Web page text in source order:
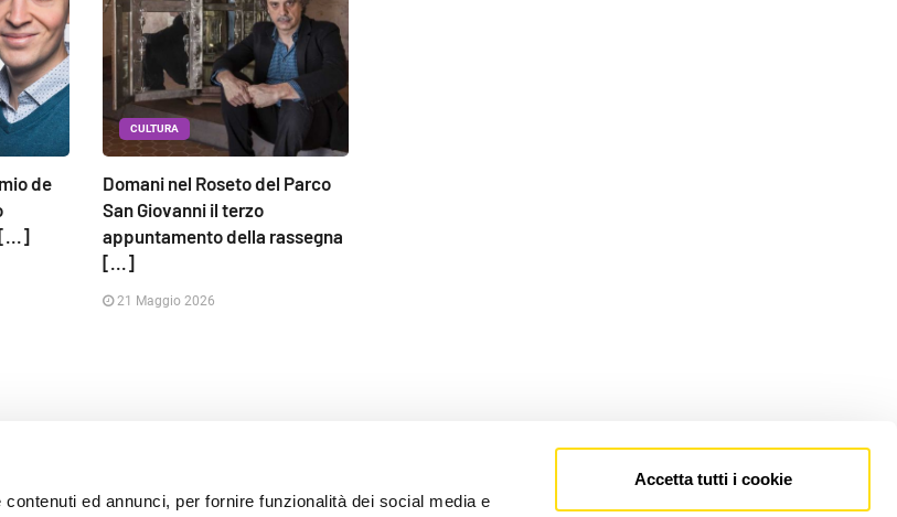
ed annunci, per fornire funzionalità dei social media e
Accetta tutti i cookie
de
[...]
CULTURA
Domani nel Roseto del Parco
San Giovanni il terzo
appuntamento della rassegna
[...]
21 Maggio 2026